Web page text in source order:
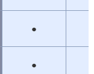
●
●